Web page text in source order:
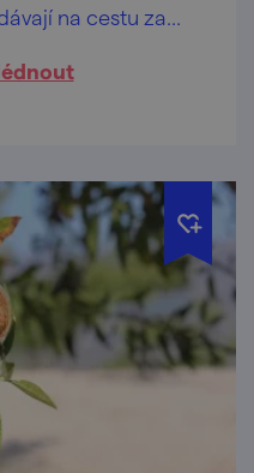
na cestu za
schopnost vnímat